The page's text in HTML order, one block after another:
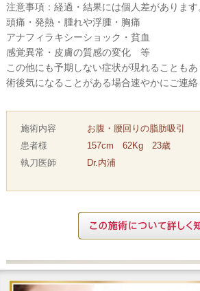
注意事項：経過・結果には個人差があります
頭痛・発熱・腫れや浮腫・胸痛
アナフィラキシーショック・貧血
感覚異常・皮膚の質感の変化 等
この他にも予期しない症状が現れることもあ
術後気になることがある場合速やかにご連絡
施術内容
お腹・腰回りの脂肪吸引
患者様
157cm 62Kg 23歳
執刀医師
Dr.内浦